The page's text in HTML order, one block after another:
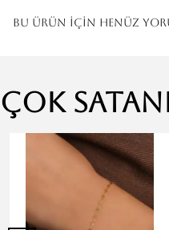
Bu ürün için henüz
Çok